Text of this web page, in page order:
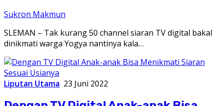
Sukron Makmun
SLEMAN – Tak kurang 50 channel siaran TV digital bakal
dinikmati warga Yogya nantinya kala…
Liputan Utama 23 Juni 2022